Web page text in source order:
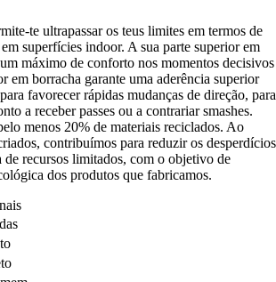
te ultrapassar os teus limites em termos de
superfícies indoor. A sua parte superior em
máximo de conforto nos momentos decisivos
em borracha garante uma aderência superior
favorecer rápidas mudanças de direção, para
a receber passes ou a contrariar smashes.
menos 20% de materiais reciclados. Ao
contribuímos para reduzir os desperdícios
de recursos limitados, com o objetivo de
dos produtos que fabricamos.